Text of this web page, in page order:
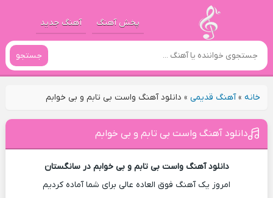
پخش آهنگ آهنگ جدید
جستجو
خانه»آهنگ قدیمی» دانلود آهنگ واست بی تابم و بی خوابم
دانلود آهنگ واست بی تابم و بی خوابم
دانلود آهنگ واست بی تابم و بی خوابم در سانگستان
امروز یک آهنگ فوق العاده عالی برای شما آماده کردیم